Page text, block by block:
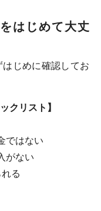
はじめて大丈
じめに確認してお
クリスト】
ではない
がない
る